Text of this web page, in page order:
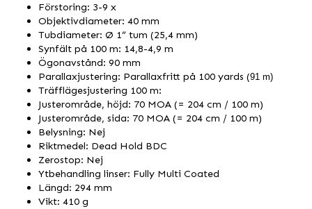
Förstoring: 3-9 x
Objektivdiameter: 40 mm
Tubdiameter: Ø 1” tum (25,4 mm)
Synfält på 100 m: 14,8-4,9 m
Ögonavstånd: 90 mm
Parallaxjustering: Parallaxfritt på 100 yards (91 m)
Träfflägesjustering 100 m:
Justerområde, höjd: 70 MOA (= 204 cm / 100 m)
Justerområde, sida: 70 MOA (= 204 cm / 100 m)
Belysning: Nej
Riktmedel: Dead Hold BDC
Zerostop: Nej
Ytbehandling linser: Fully Multi Coated
Längd: 294 mm
Vikt: 410 g